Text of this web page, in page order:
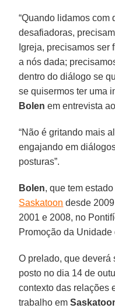
“Quando lidamos com
desafiadoras,
Igreja, precisamos ser
a nós dada;
dentro do diálogo se
se quisermos ter uma
Bolen em entrevista ao
“Não é gritando mais
engajando em
posturas”.
Bolen, que tem
Saskatoon desde
2001 e 2008, no
Promoção da Unidade
O prelado, que deverá
posto no dia 14 de
contexto das relações
trabalho em